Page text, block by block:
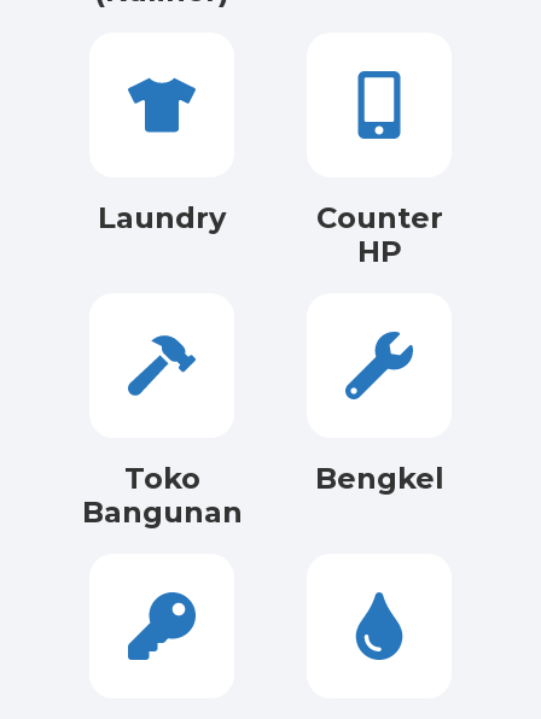
Laundry
Counter
HP
Toko
Bangunan
Bengkel